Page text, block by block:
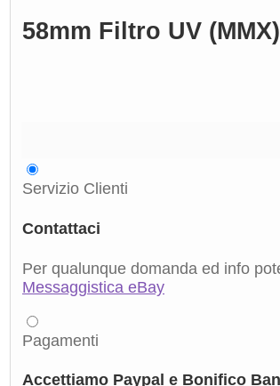
58mm Filtro UV
Servizio Clienti
Contattaci
Per qualunque domanda ed info
Messaggistica eBay
Pagamenti
Accettiamo Paypal e Bonifico